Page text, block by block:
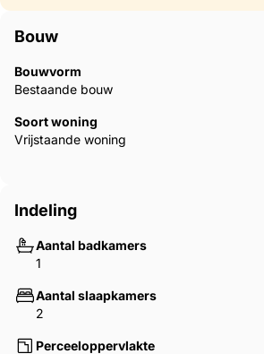
Bouw
Bouwvorm
Bestaande bouw
Soort woning
Vrijstaande woning
Indeling
Aantal badkamers
1
Aantal slaapkamers
2
Perceeloppervlakte